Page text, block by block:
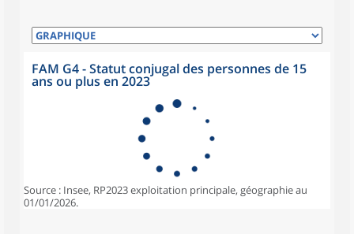
FAM G4 - Statut conjugal des personnes de 15
ans ou plus en 2023
Source : Insee, RP2023 exploitation principale, géographie au
01/01/2026.